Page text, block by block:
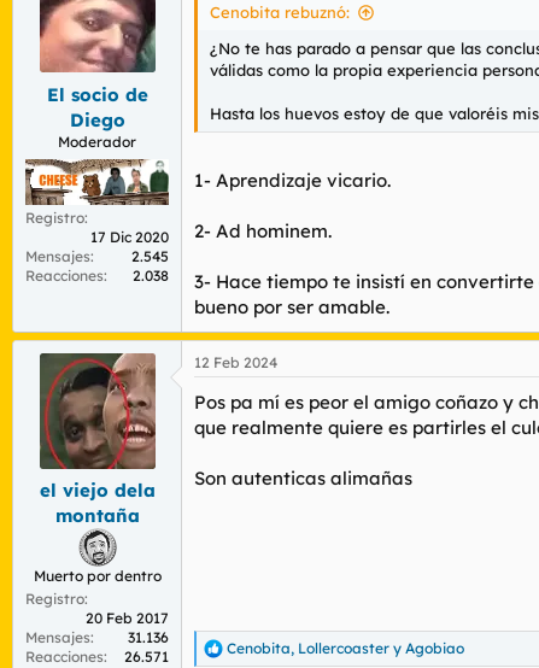
e
El socio de
Diego
Moderador
Registro
17 Dic 2020
Mensajes
2.545
Reacciones
2.038
Cenobita rebuznó:
¿No te has parado a pensar que las
válidas como la propia experiencia
Hasta los huevos estoy de que valoréis
1- Aprendizaje vicario.
2- Ad hominem.
3- Hace tiempo te insistí en
bueno por ser amable.
el viejo dela
montaña
Muerto por dentro
Registro
20 Feb 2017
Mensajes
31.136
Reacciones
26.571
12 Feb 2024
Pos pa mí es peor el amigo coñazo y
que realmente quiere es partirles el
Son autenticas alimañas
R
Cenobita, Lollercoaster y Agobiao